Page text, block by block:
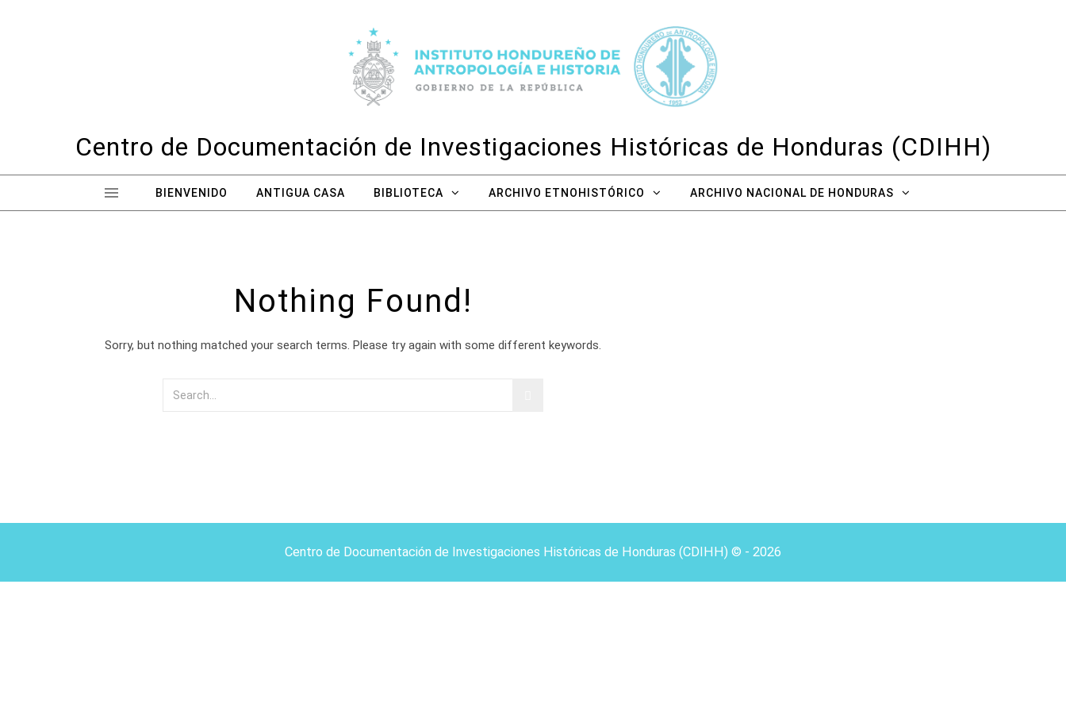
Centro de Documentación de Investigaciones Históricas de Honduras (CDIHH)
BIENVENIDO ANTIGUA CASA BIBLIOTECA ARCHIVO ETNOHISTÓRICO ARCHIVO NACIONAL DE HONDURAS
Nothing Found!
Sorry, but nothing matched your search terms. Please try again with some different keywords.
Centro de Documentación de Investigaciones Históricas de Honduras (CDIHH) © - 2026